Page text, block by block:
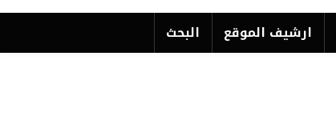
ارشیف الموقع البحث